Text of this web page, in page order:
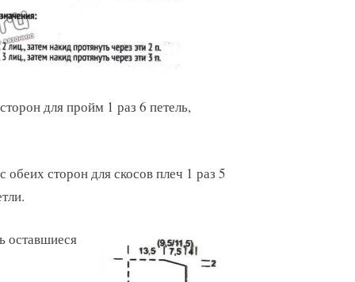
для пройм 1 раз 6 петель,
сторон для скосов плеч 1 раз 5
оставшиеся